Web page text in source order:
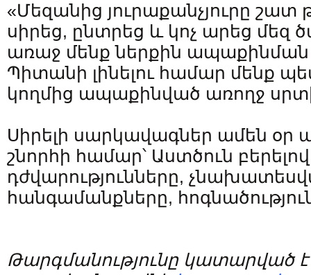
«Մեզանից յուրաքանչյուրը շատ
սիրեց, ընտրեց և կոչ արեց մեզ
առաջ մենք ներքին ապաքինման
Պիտանի լինելու համար մենք
կողմից ապաքինված առողջ
Սիրելի սարկավագներ ամեն օր
շնորհի համար՝ Աստծուն
դժվարությունները,
հանգամանքները,
Թարգմանությունը կատարված